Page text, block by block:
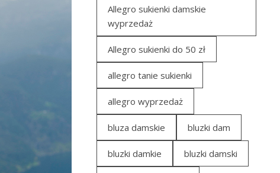
Allegro sukienki damskie
wyprzedaż
Allegro sukienki do 50 zł
allegro tanie sukienki
allegro wyprzedaż
bluza damskie bluzki dam
bluzki damkie bluzki damski